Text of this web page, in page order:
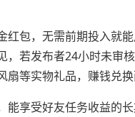
红包，无需前期投入就
，若发布者24小时未审
等实物礼品，赚钱兑换
能享受好友任务收益的